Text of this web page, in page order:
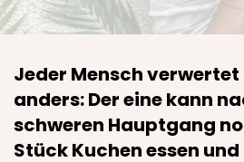
Jeder Mensch
anders: Der eine kann
schweren Hauptgang
Stück Kuchen essen